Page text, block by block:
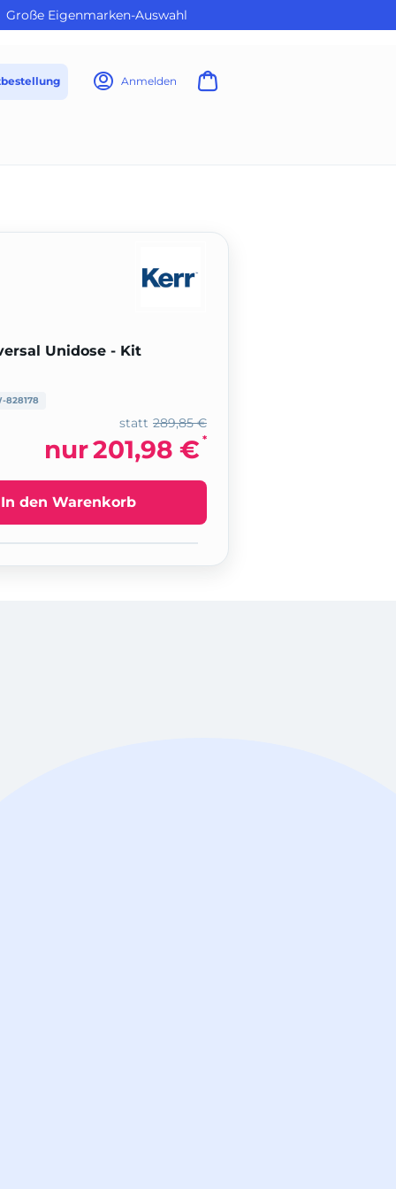
Große Eigenmarken-Auswahl
Anmelden
Unidose - Kit
828178
289,85 €
statt
nur201,98 € *
In den Warenkorb